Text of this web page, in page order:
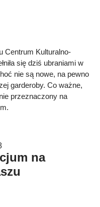
Centrum Kulturalno-
się dziś ubraniami w
nie są nowe, na pewno
garderoby. Co ważne,
przeznaczony na
na